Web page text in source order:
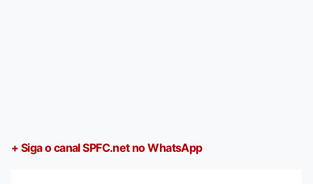
+ Siga o canal SPFC.net no WhatsApp